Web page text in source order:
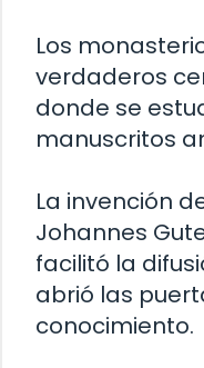
Los
verdaderos
donde se
manuscritos
La invención
Johannes
facilitó la
abrió las
conocimiento.